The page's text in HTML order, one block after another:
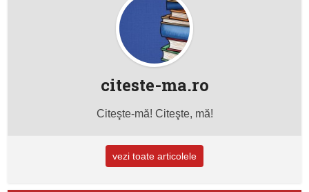
citeste-ma.ro
Citeşte-mă! Citeşte, mă!
vezi toate articolele